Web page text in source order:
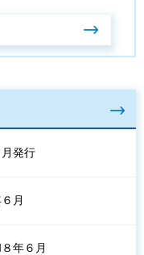
発行
月
年６月